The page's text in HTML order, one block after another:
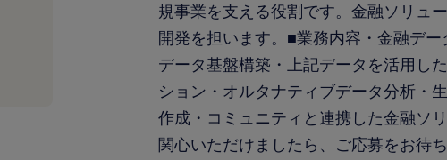
規事業を支える役割です。金融ソリュ
開発を担います。■業務内容・金融デ
データ基盤構築・上記データを活用し
ション・オルタナティブデータ分析・
作成・コミュニティと連携した金融ソ
関心いただけましたら、ご応募をお待